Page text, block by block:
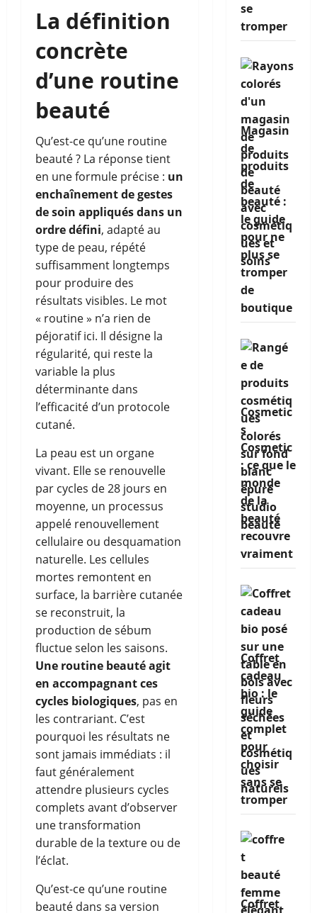
La définition
concrète
d’une routine
beauté
Qu’est-ce qu’une routine
beauté ? La réponse tient
en une formule précise : un
enchaînement de gestes
de soin appliqués dans un
ordre défini, adapté au
type de peau, répété
suffisamment longtemps
pour produire des
résultats visibles. Le mot
« routine » n’a rien de
péjoratif ici. Il désigne la
régularité, qui reste la
variable la plus
déterminante dans
l’efficacité d’un protocole
cutané.
La peau est un organe
vivant. Elle se renouvelle
par cycles de 28 jours en
moyenne, un processus
appelé renouvellement
cellulaire ou desquamation
naturelle. Les cellules
mortes remontent en
surface, la barrière cutanée
se reconstruit, la
production de sébum
fluctue selon les saisons.
Une routine beauté agit
en accompagnant ces
cycles biologiques, pas en
les contrariant. C’est
pourquoi les résultats ne
sont jamais immédiats : il
faut généralement
attendre plusieurs cycles
complets avant d’observer
une transformation
durable de la texture ou de
l’éclat.
Qu’est-ce qu’une routine
beauté dans sa version
se
tromper
Magasin
de
produits
de
beauté :
le guide
pour ne
plus se
tromper
de
boutique
Cosmetic
s
Cosmetic
: ce que le
monde
de la
beauté
recouvre
vraiment
Coffret
cadeau
bio : le
guide
complet
pour
choisir
sans se
tromper
Coffret